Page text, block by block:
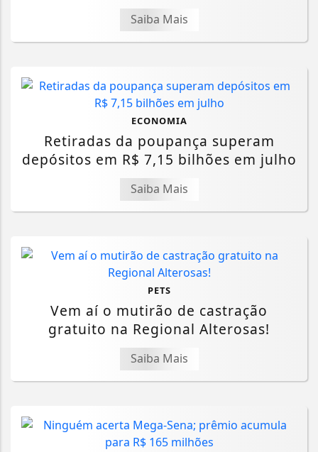
Saiba Mais
ECONOMIA
Retiradas da poupança superam
depósitos em R$ 7,15 bilhões em julho
Saiba Mais
PETS
Vem aí o mutirão de castração
gratuito na Regional Alterosas!
Saiba Mais